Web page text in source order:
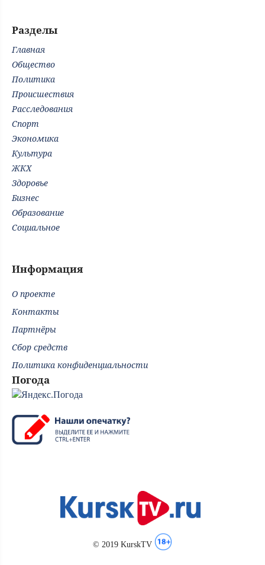
Разделы
Главная
Общество
Политика
Происшествия
Расследования
Спорт
Экономика
Культура
ЖКХ
Здоровье
Бизнес
Образование
Социальное
Информация
О проекте
Контакты
Партнёры
Сбор средств
Политика конфиденциальности
Погода
© 2019 KurskTV